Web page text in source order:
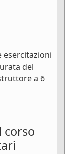
esercitazioni
del
a 6
corso